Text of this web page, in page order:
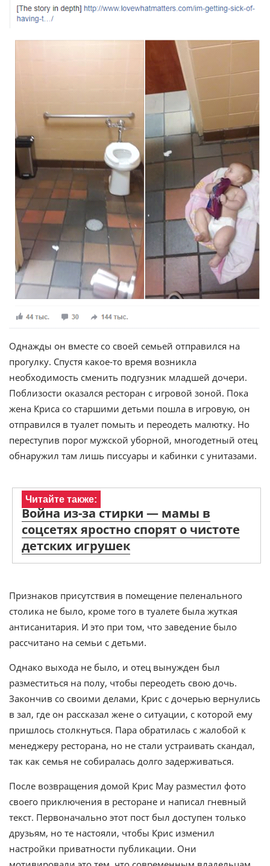
Однажды он вместе со своей семьей отправился на
прогулку. Спустя какое-то время возникла
необходимость сменить подгузник младшей дочери.
Поблизости оказался ресторан с игровой зоной. Пока
жена Криса со старшими детьми пошла в игровую, он
отправился в туалет помыть и переодеть малютку. Но
переступив порог мужской уборной, многодетный отец
обнаружил там лишь писсуары и кабинки с унитазами.
Читайте также:
Война из-за стирки — мамы в
соцсетях яростно спорят о чистоте
детских игрушек
Признаков присутствия в помещение пеленального
столика не было, кроме того в туалете была жуткая
антисанитария. И это при том, что заведение было
рассчитано на семьи с детьми.
Однако выхода не было, и отец вынужден был
разместиться на полу, чтобы переодеть свою дочь.
Закончив со своими делами, Крис с дочерью вернулись
в зал, где он рассказал жене о ситуации, с которой ему
пришлось столкнуться. Пара обратилась с жалобой к
менеджеру ресторана, но не стали устраивать скандал,
так как семья не собиралась долго задерживаться.
После возвращения домой Крис Мау разместил фото
своего приключения в ресторане и написал гневный
текст. Первоначально этот пост был доступен только
друзьям, но те настояли, чтобы Крис изменил
настройки приватности публикации. Они